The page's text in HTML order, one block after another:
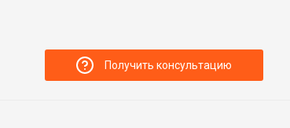
Получить консультацию